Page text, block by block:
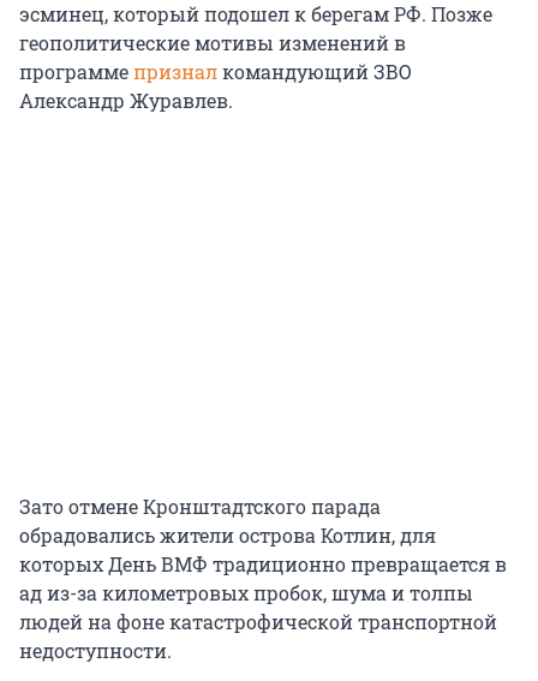
эсминец, который подошел к берегам РФ. Позже
геополитические мотивы изменений в
программепризналкомандующий ЗВО
Александр Журавлев.
Зато отмене Кронштадтского парада
обрадовались жители острова Котлин, для
которых День ВМФ традиционно превращается в
ад из-за километровых пробок, шума и толпы
людей на фоне катастрофической транспортной
недоступности.